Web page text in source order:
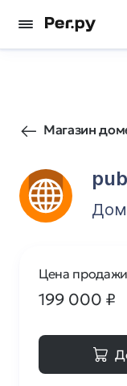
Магазин
Цена продажи
199 000 ₽